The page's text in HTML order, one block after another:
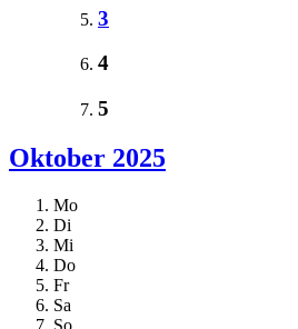
3
4
5
Oktober 2025
Mo
Di
Mi
Do
Fr
Sa
So